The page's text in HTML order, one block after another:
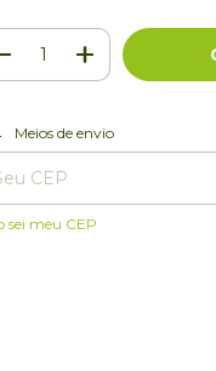
para o CEP:
Meios de envio
sei meu CEP